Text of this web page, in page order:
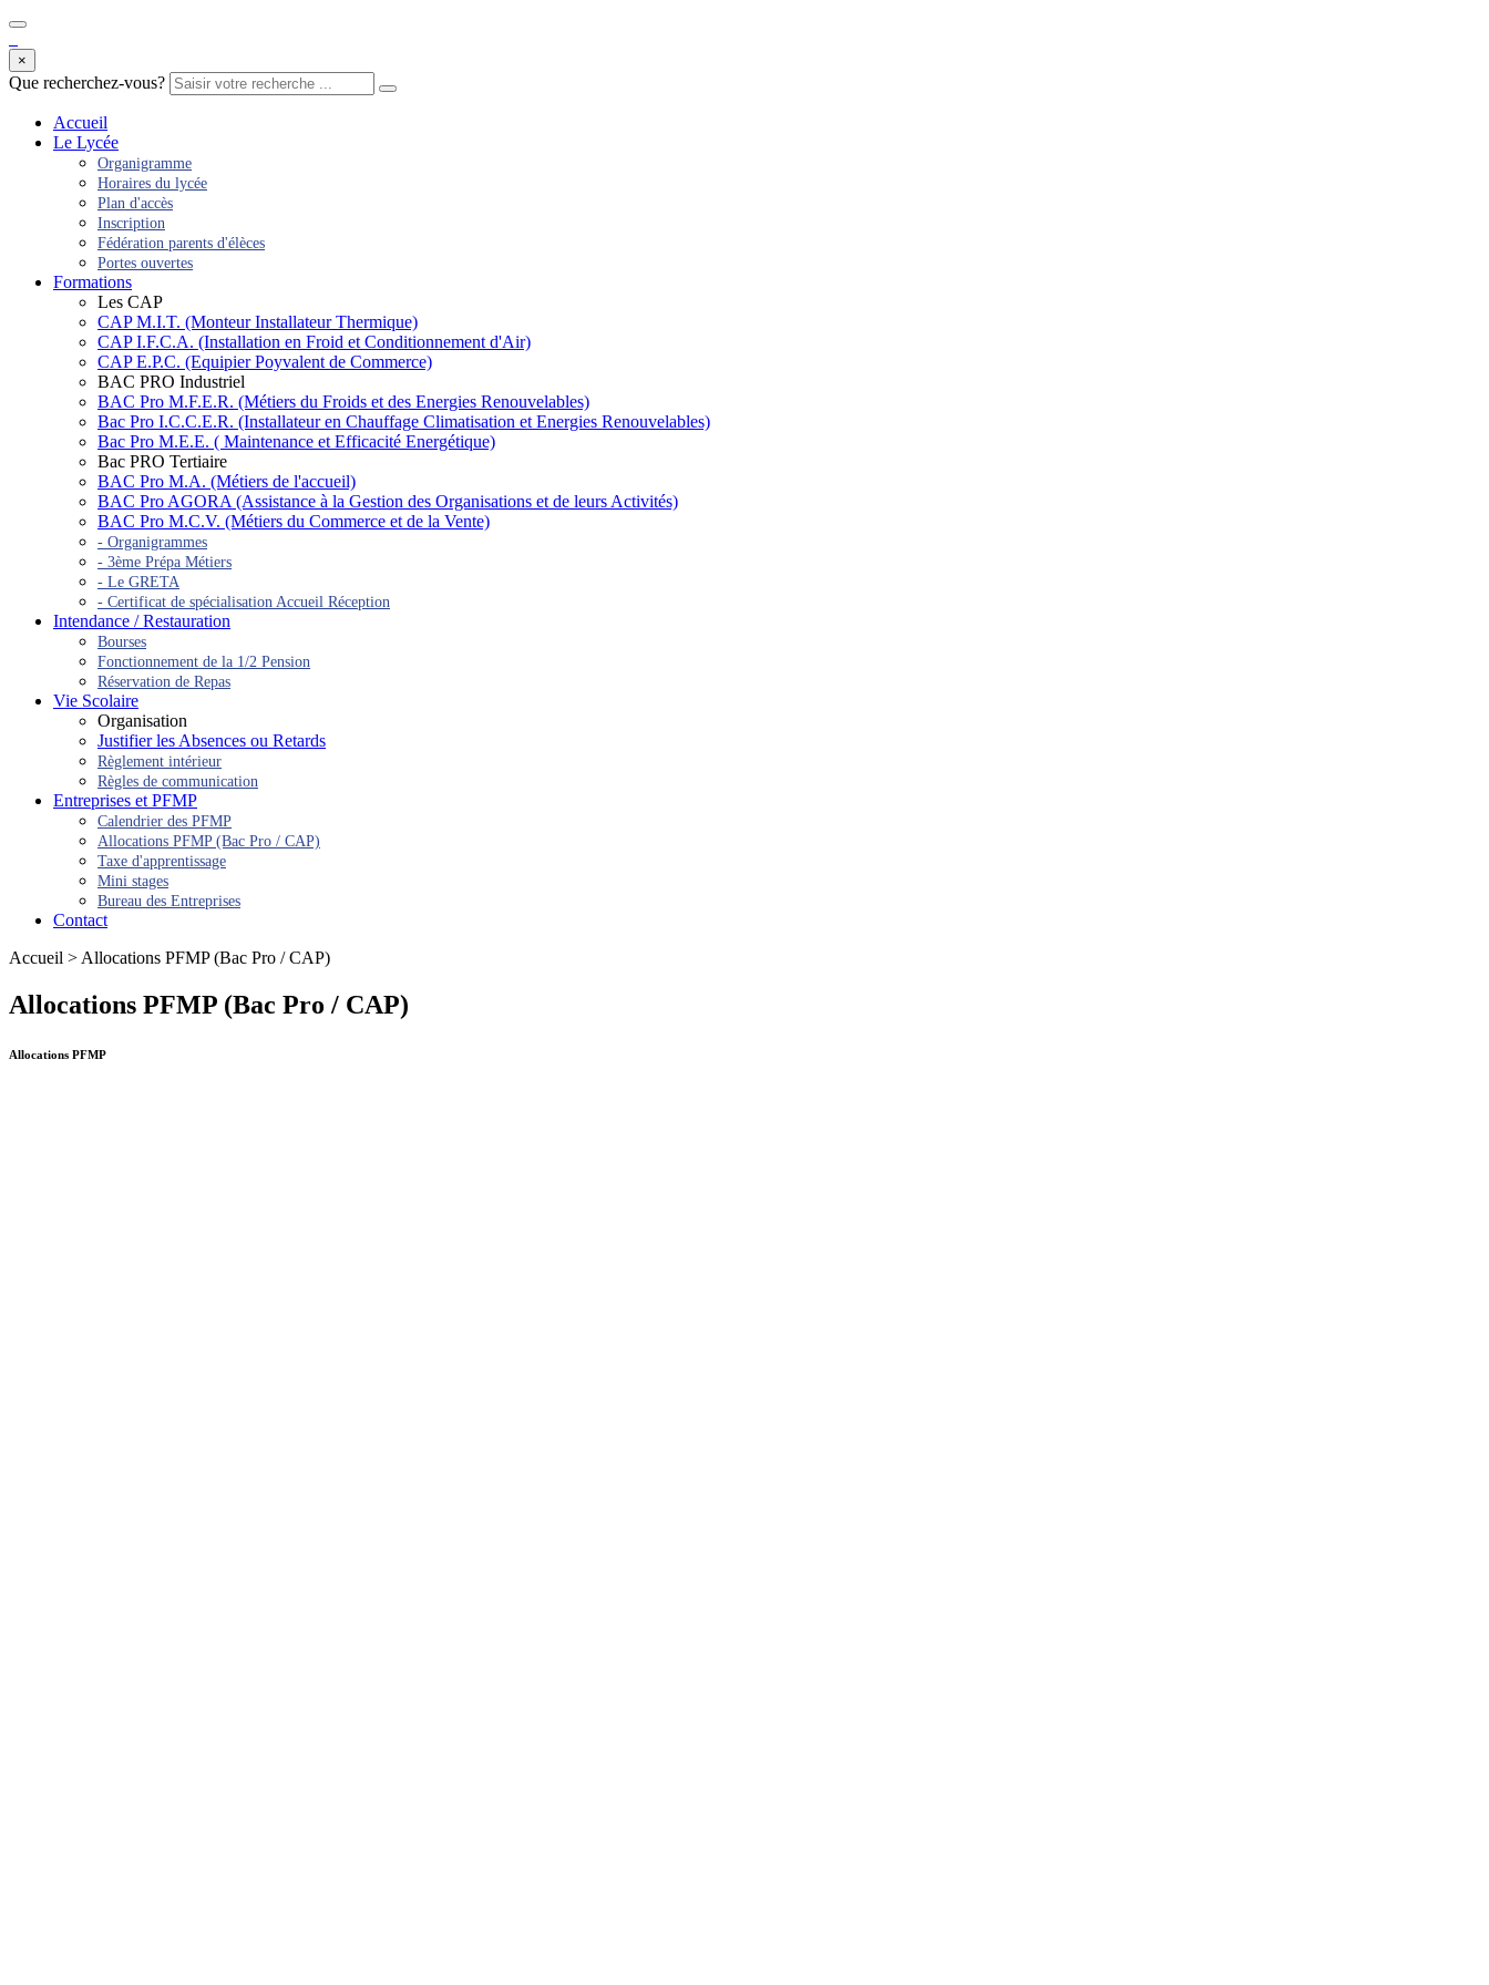
×
Que recherchez-vous?
Accueil
Le Lycée
Organigramme
Horaires du lycée
Plan d'accès
Inscription
Fédération parents d'élèces
Portes ouvertes
Formations
Les CAP
CAP M.I.T. (Monteur Installateur Thermique)
CAP I.F.C.A. (Installation en Froid et Conditionnement d'Air)
CAP E.P.C. (Equipier Poyvalent de Commerce)
BAC PRO Industriel
BAC Pro M.F.E.R. (Métiers du Froids et des Energies Renouvelables)
Bac Pro I.C.C.E.R. (Installateur en Chauffage Climatisation et Energies Renouvelables)
Bac Pro M.E.E. ( Maintenance et Efficacité Energétique)
Bac PRO Tertiaire
BAC Pro M.A. (Métiers de l'accueil)
BAC Pro AGORA (Assistance à la Gestion des Organisations et de leurs Activités)
BAC Pro M.C.V. (Métiers du Commerce et de la Vente)
- Organigrammes
- 3ème Prépa Métiers
- Le GRETA
- Certificat de spécialisation Accueil Réception
Intendance / Restauration
Bourses
Fonctionnement de la 1/2 Pension
Réservation de Repas
Vie Scolaire
Organisation
Justifier les Absences ou Retards
Règlement intérieur
Règles de communication
Entreprises et PFMP
Calendrier des PFMP
Allocations PFMP (Bac Pro / CAP)
Taxe d'apprentissage
Mini stages
Bureau des Entreprises
Contact
Accueil > Allocations PFMP (Bac Pro / CAP)
Allocations PFMP (Bac Pro / CAP)
Allocations PFMP